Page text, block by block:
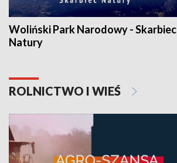
Woliński Park Narodowy - Skarbiec
Natury
ROLNICTWO I WIEŚ